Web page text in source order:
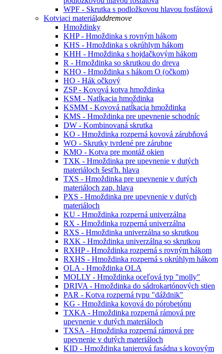
WPF - Skrutka s podložkovou hlavou fosfátová
Kotviaci materiáladdremove
Hmoždinky
KHP - Hmoždinka s rovným hákom
KHS - Hmoždinka s okrúhlym hákom
KHH - Hmoždinka s hojdačkovým hákom
R - Hmoždinka so skrutkou do dreva
KHO - Hmoždinka s hákom O (očkom)
HO - Hák očkový
ZSP - Kovová kotva hmoždinka
KSM - Natĺkacia hmoždinka
KSMM - Kovová natĺkacia hmoždinka
KMS - Hmoždinka pre upevnenie schodníc
DW - Kombinovaná skrutka
KO - Hmoždinka rozperná kovová zárubňová
WO - Skrutky tvrdené pre zárubne
KMO - Kotva pre montáž okien
TXK - Hmoždinka pre upevnenie v dutých
materiáloch šesťh. hlava
TXS - Hmoždinka pre upevnenie v dutých
materiáloch zap. hlava
PXS - Hmoždinka pre upevnenie v dutých
materiáloch
KU - Hmoždinka rozperná univerzálna
RX - Hmoždinka rozperná univerzálna
RXS - Hmoždinka univerzálna so skrutkou
RXK - Hmoždinka univerzálna so skrutkou
RXHP - Hmoždinka rozperná s rovným hákom
RXHS - Hmoždinka rozperná s okrúhlym hákom
OLA - Hmoždinka OLA
MOLLY - Hmoždinka oceľová typ "molly"
DRIVA - Hmoždinka do sádrokartónových stien
PAR - Kotva rozperná typu "dáždnik"
KG - Hmoždinka kovová do pórobetónu
TXKA - Hmoždinka rozperná rámová pre
upevnenie v dutých materiáloch
TXSA - Hmoždinka rozperná rámová pre
upevnenie v dutých materiáloch
KID - Hmoždinka tanierová fasádna s kovovým